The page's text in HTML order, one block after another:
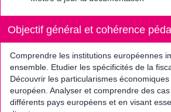
Objectif général et cohérence
Comprendre les institutions européennes
ensemble. Etudier les spécificités de la
Découvrir les particularismes
européen. Analyser et comprendre des
différents pays européens et en visant